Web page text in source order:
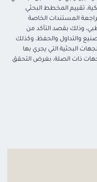
تقييم المخطط البحثي
المستندات الخاصة
وذلك بقصد التأكد من
والتداول والحفظ، وكذلك
البحثية التي يجري بها
ذات الصلة، بغرض التحقق